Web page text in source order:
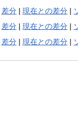
差分 |現在との差分 |
差分 |現在との差分 |
差分 |現在との差分 |